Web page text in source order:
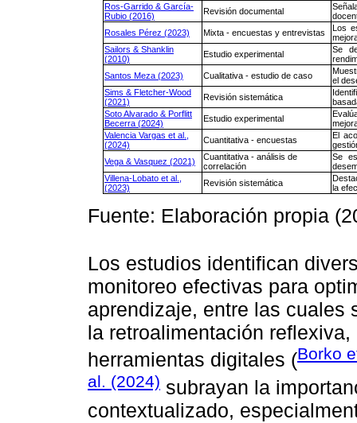
Ros-Garrido & García-
Rubio (2016)
Revisión documental
Rosales Pérez (2023)
Mixta - encuestas y entrevistas
Los
Sailors & Shanklin
(2010)
Estudio experimental
Se
Santos Meza (2023)
Cualitativa - estudio de caso
el
Sims & Fletcher-Wood
(2021)
Revisión sistemática
Soto Alvarado & Porflitt
Becerra (2024)
Estudio experimental
Valencia Vargas et al.,
(2024)
Cuantitativa - encuestas
El
Vega & Vasquez (2021)
Cuantitativa - análisis de
correlación
Se
Villena-Lobato et al.,
(2023)
Revisión sistemática
la
Fuente: Elaboración propia
Los estudios identifican
monitoreo efectivas para
aprendizaje, entre las cuales
la retroalimentación
herramientas digitales (Borko
al. (2024) subrayan la
contextualizado,